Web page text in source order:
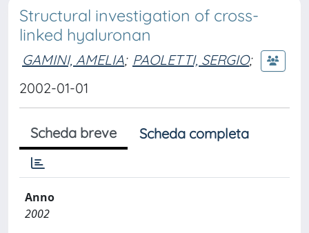
Structural investigation of cross-
linked hyaluronan
GAMINI, AMELIA; PAOLETTI, SERGIO;
2002-01-01
Scheda breve Scheda completa
Anno
2002